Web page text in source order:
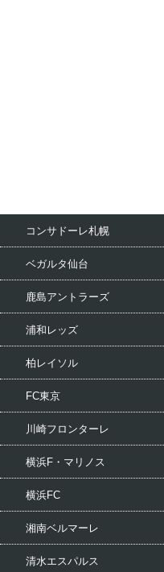
コンサドーレ札幌
ベガルタ仙台
鹿島アントラーズ
浦和レッズ
柏レイソル
FC東京
川崎フロンターレ
横浜F・マリノス
横浜FC
湘南ベルマーレ
清水エスパルス